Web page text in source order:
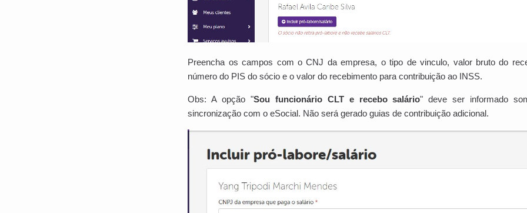
Preencha os campos com o CNJ da empresa, o tipo de vinculo, valor bruto do
número do PIS do sócio e o valor do recebimento para contribuição ao INSS.
Obs: A opção "Sou funcionário CLT e recebo salário" deve ser informado
sincronização com o eSocial. Não será gerado guias de contribuição adicional.